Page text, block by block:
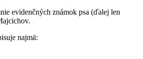
evidenčných známok psa (ďalej len
najmä: